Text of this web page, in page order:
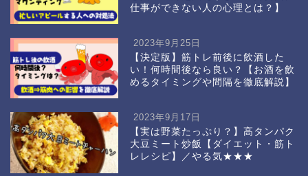
仕事ができない人の心理とは？】
2023年9月25日
【決定版】筋トレ前後に飲酒した
い！何時間後なら良い？【お酒を飲
めるタイミングや間隔を徹底解説】
2023年9月17日
【実は野菜たっぷり？】高タンパク
大豆ミート炒飯【ダイエット・筋ト
レレシピ】／やる気★★★